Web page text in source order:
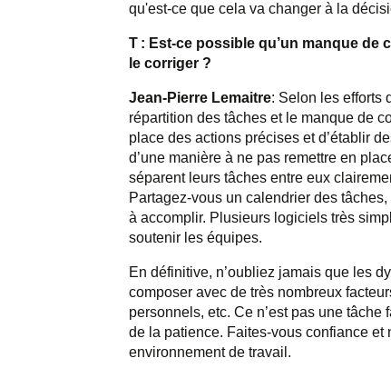
qu'est-ce que cela va changerà la
T : Est-ce possible qu’un manque
le corriger ?
Jean-Pierre Lemaitre: Selon les efforts
répartition des tâches et le manque de
place des actions précises et d’établir
d’une manière à ne pas remettre en
séparent leurs tâches entre eux
Partagez-vous un calendrier des
à accomplir. Plusieurs logiciels très
soutenir les équipes.
En définitive, n’oubliez jamais que les
composer avec de très nombreux
personnels, etc. Ce n’est pas une
de la patience. Faites-vous confiance et
environnement de travail.